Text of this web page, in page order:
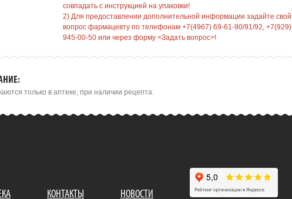
совпадать с инструкцией на упаковки!
2) Для предоставлении дополнительной информации задайте свой
вопрос фармацевту по телефонам +7(4967) 69-61-90/91/92, +7(929)
945-00-50 или через форму <Задать вопрос>!
только в аптеке, при наличии рецепта.
КОНТАКТЫ НОВОСТИ